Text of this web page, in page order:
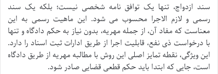
سند ازدواج، تنها یک توافق نامه شخصی نیست؛ بلکه یک سند
رسمی و لازم الاجرا محسوب می شود. این ماهیت رسمی به این
معناست که مفاد آن، از جمله مهریه، بدون نیاز به حکم دادگاه و تنها
با درخواست ذی نفع، قابلیت اجرا از طریق ادارات ثبت اسناد را دارد.
این ویژگی، نقطه تمایز اصلی این روش با مطالبه مهریه از طریق دادگاه
است، جایی که ابتدا باید حکم قطعی قضایی صادر شود.